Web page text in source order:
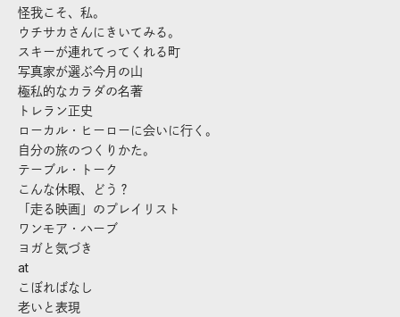
怪我こそ、私。
ウチサカさんにきいてみる。
スキーが連れてってくれる町
写真家が選ぶ今月の山
極私的なカラダの名著
トレラン正史
ローカル・ヒーローに会いに行く。
自分の旅のつくりかた。
テーブル・トーク
こんな休暇、どう？
「走る映画」のプレイリスト
ワンモア・ハーブ
ヨガと気づき
at
こぼればなし
老いと表現